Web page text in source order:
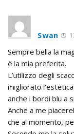
Swan
Sempre bella la
è la mia preferita.
L’utilizzo degli
migliorato
anche i bordi blu a
Anche a me
che al momento,